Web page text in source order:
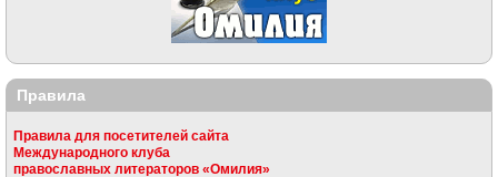
Правила
Правила для посетителей сайта
Международного клуба
православных литераторов «Омилия»